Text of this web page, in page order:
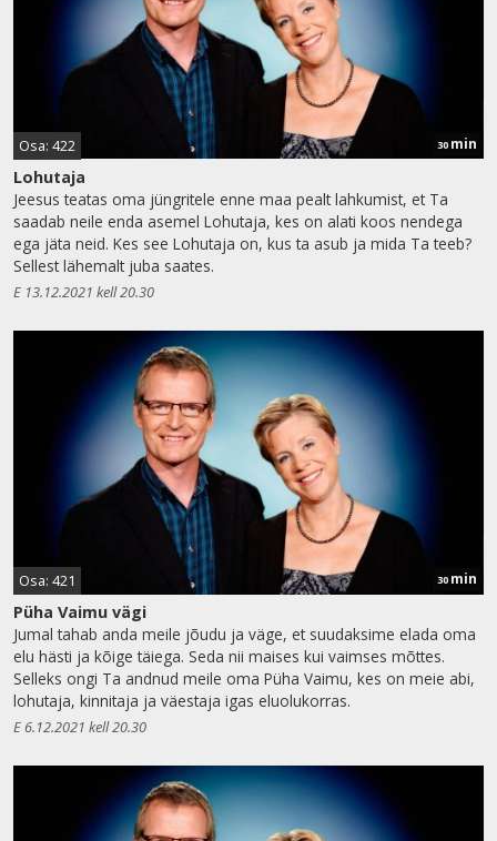
Osa: 422 30 min
Lohutaja
Jeesus teatas oma jüngritele enne maa pealt lahkumist, et Ta
saadab neile enda asemel Lohutaja, kes on alati koos nendega
ega jäta neid. Kes see Lohutaja on, kus ta asub ja mida Ta teeb?
Sellest lähemalt juba saates.
E 13.12.2021 kell 20.30
Osa: 421 30 min
Püha Vaimu vägi
Jumal tahab anda meile jõudu ja väge, et suudaksime elada oma
elu hästi ja kõige täiega. Seda nii maises kui vaimses mõttes.
Selleks ongi Ta andnud meile oma Püha Vaimu, kes on meie abi,
lohutaja, kinnitaja ja väestaja igas eluolukorras.
E 6.12.2021 kell 20.30